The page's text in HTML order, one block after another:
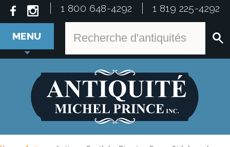
1 800 648-4292 1 819 225-4292
MENU